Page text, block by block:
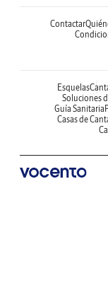
Contactar
Esquelas
Soluciones
Guía Sanitaria
Casas de